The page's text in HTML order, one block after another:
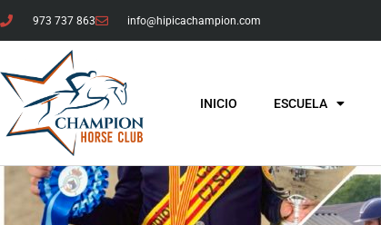
973 737 863 info@hipicachampion.com
INICIO ESCUELA